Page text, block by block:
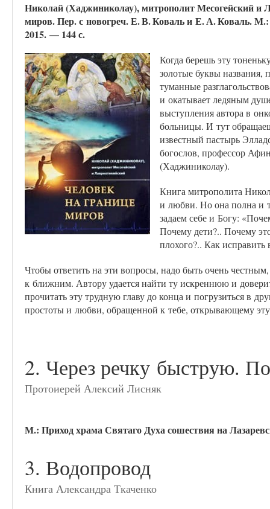
Николай (Хаджиниколау), митрополит Месогейский и
миров. Пер. с новогреч. Е. В. Коваль и Е. А. Коваль.
2015. — 144 с.
Когда берешь эту
золотые буквы названия,
туманные
и окаты­вает ледяным
выступления автора в
больницы. И тут
известный пастырь
богослов, профессор
(Хаджиниколау).
Книга митрополита
и любви. Но она полна и
задаем себе и Богу:
Почему дети?.. Почему
плохого?.. Как исправить
Чтобы ответить на эти вопросы, надо быть очень
к ближним. Автору удается найти ту искреннюю и
прочитать эту трудную главу до конца и погрузиться в
простоты и любви, обращенной к тебе, открывающему
2. Через речку быструю. П
Протоиерей Алексий Лисняк
М.: Приход храма Святаго Духа сошествия на
3. Водопровод
Книга Александра Ткаченко